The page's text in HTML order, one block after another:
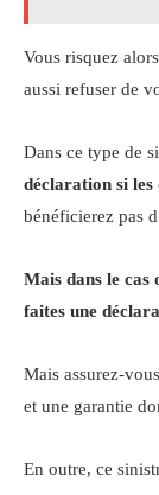
Vous risquez
aussi refuser de
Dans ce type de
déclaration si les
bénéficierez pas
Mais dans le cas
faites une
Mais assurez-
et une garantie
En outre, ce